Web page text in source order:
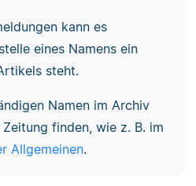
kann es
eines Namens ein
steht.
Namen im Archiv
finden, wie z. B. im
Allgemeinen.